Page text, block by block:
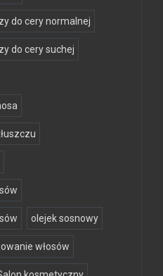
do cery normalnej
do cery suchej
olejek sosnowy
włosów